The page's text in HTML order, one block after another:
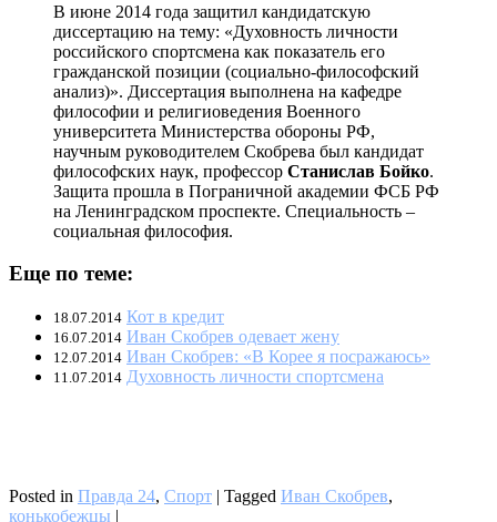
В июне 2014 года защитил кандидатскую
диссертацию на тему: «Духовность личности
российского спортсмена как показатель его
гражданской позиции (социально-философский
анализ)». Диссертация выполнена на кафедре
философии и религиоведения Военного
университета Министерства обороны РФ,
научным руководителем Скобрева был кандидат
философских наук, профессор Станислав Бойко.
Защита прошла в Пограничной академии ФСБ РФ
на Ленинградском проспекте. Специальность –
социальная философия.
Еще по теме:
18.07.2014 Кот в кредит
16.07.2014 Иван Скобрев одевает жену
12.07.2014 Иван Скобрев: «В Корее я посражаюсь»
11.07.2014 Духовность личности спортсмена
Posted in Правда 24, Спорт | Tagged Иван Скобрев,
конькобежцы |